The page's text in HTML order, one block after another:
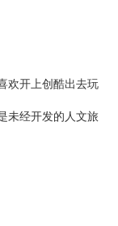
欢开上创酷出去玩
未经开发的人文旅